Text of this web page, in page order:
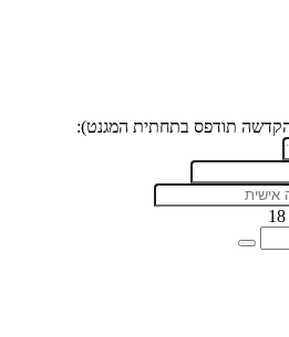
תודפס בתחתית המגנט):